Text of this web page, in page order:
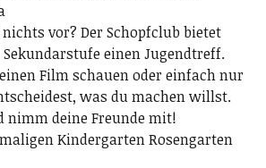
vor? Der Schopfclub bietet
einen Jugendtreff.
Film schauen oder einfach nur
was du machen willst.
nimm deine Freunde mit!
Kindergarten Rosengarten